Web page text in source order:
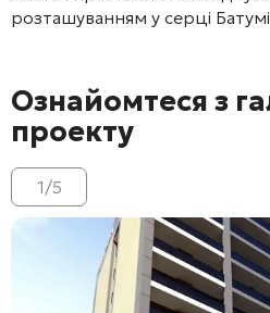
розташуванням у серці
Ознайомтеся з
проекту
1/5